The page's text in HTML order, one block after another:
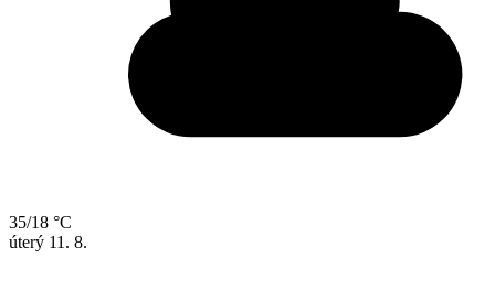
35/18 °C
úterý 11. 8.